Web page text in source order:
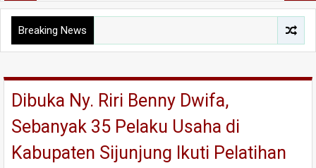
Breaking News
Dibuka Ny. Riri Benny Dwifa,
Sebanyak 35 Pelaku Usaha di
Kabupaten Sijunjung Ikuti Pelatihan